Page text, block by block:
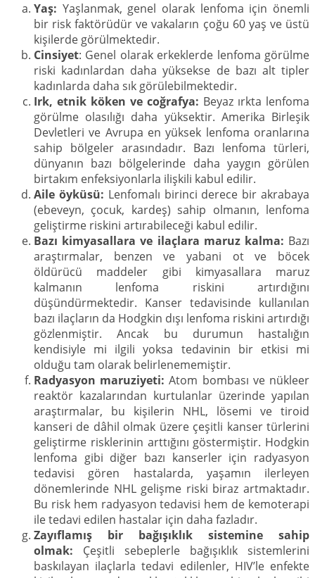
Yaş: Yaşlanmak, genel olarak lenfoma için önemli
bir risk faktörüdür ve vakaların çoğu 60 yaş ve üstü
kişilerde görülmektedir.
Cinsiyet: Genel olarak erkeklerde lenfoma görülme
riski kadınlardan daha yüksekse de bazı alt tipler
kadınlarda daha sık görülebilmektedir.
Irk, etnik köken ve coğrafya: Beyaz ırkta lenfoma
görülme olasılığı daha yüksektir. Amerika Birleşik
Devletleri ve Avrupa en yüksek lenfoma oranlarına
sahip bölgeler arasındadır. Bazı lenfoma türleri,
dünyanın bazı bölgelerinde daha yaygın görülen
birtakım enfeksiyonlarla ilişkili kabul edilir.
Aile öyküsü: Lenfomalı birinci derece bir akrabaya
(ebeveyn, çocuk, kardeş) sahip olmanın, lenfoma
geliştirme riskini artırabileceği kabul edilir.
Bazı kimyasallara ve ilaçlara maruz kalma: Bazı
araştırmalar, benzen ve yabani ot ve böcek
öldürücü maddeler gibi kimyasallara maruz
kalmanın lenfoma riskini artırdığını
düşündürmektedir. Kanser tedavisinde kullanılan
bazı ilaçların da Hodgkin dışı lenfoma riskini artırdığı
gözlenmiştir. Ancak bu durumun hastalığın
kendisiyle mi ilgili yoksa tedavinin bir etkisi mi
olduğu tam olarak belirlenememiştir.
Radyasyon maruziyeti:Atom bombası ve nükleer
reaktör kazalarından kurtulanlar üzerinde yapılan
araştırmalar, bu kişilerin NHL, lösemi ve tiroid
kanseri de dâhil olmak üzere çeşitli kanser türlerini
geliştirme risklerinin arttığını göstermiştir. Hodgkin
lenfoma gibi diğer bazı kanserler için radyasyon
tedavisi gören hastalarda, yaşamın ilerleyen
dönemlerinde NHL gelişme riski biraz artmaktadır.
Bu risk hem radyasyon tedavisi hem de kemoterapi
ile tedavi edilen hastalar için daha fazladır.
Zayıflamış bir bağışıklık sistemine sahip
olmak: Çeşitli sebeplerle bağışıklık sistemlerini
baskılayan ilaçlarla tedavi edilenler, HIV’le enfekte